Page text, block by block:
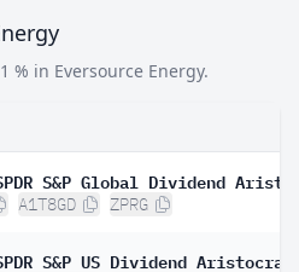
% in Eversource Energy.
A1T8GD ZPRG